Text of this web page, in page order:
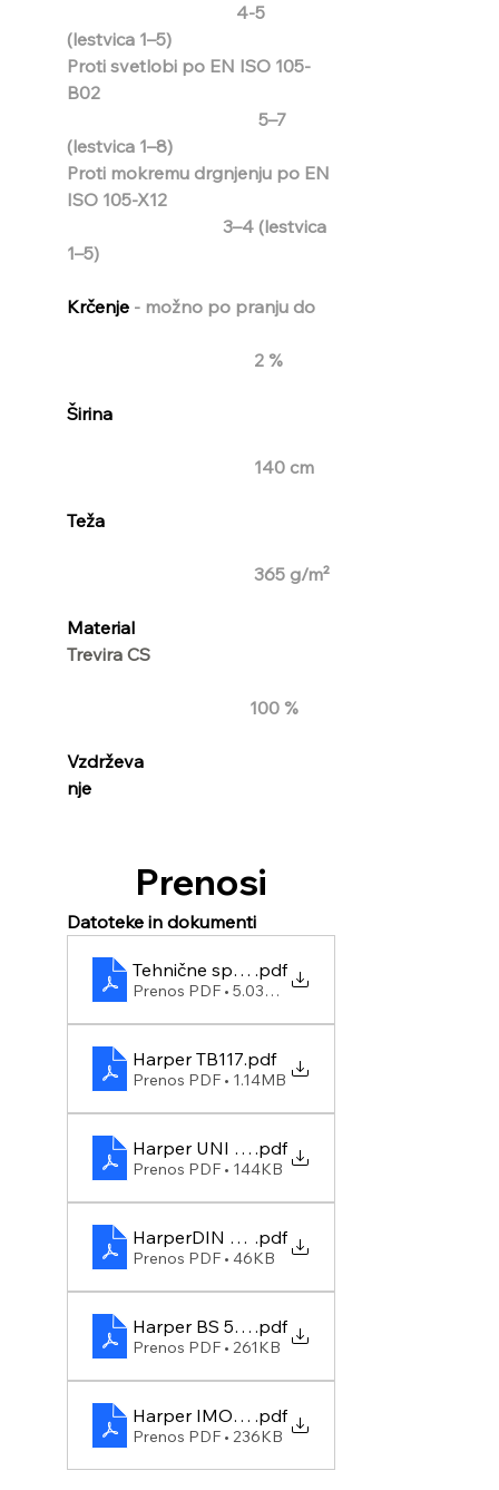
                                      4-5
(lestvica 1–5)
Proti svetlobi po EN ISO 105-
B02
                                           5–7
(lestvica 1–8)
Proti mokremu drgnjenju po EN
ISO 105-X12
                                   3–4 (lestvica
1–5)
Krčenje - možno po pranju do
2 %
Širina
140 cm
Teža
365 g/m²
Material
Trevira CS
100 %
Vzdrževa
nje
Prenosi
Datoteke in dokumenti
Tehnične specifikacije izdelka
.pdf
Prenos PDF • 5.03MB
Harper TB117.pdf
Prenos PDF • 1.14MB
Harper UNI 9175, 1 IM
.pdf
Prenos PDF • 144KB
HarperDIN 4102, B1; NF P 92-503-507, M1;
.pdf
Prenos PDF • 46KB
Harper BS 5867-2 Type B
.pdf
Prenos PDF • 261KB
Harper IMO Part 8
.pdf
Prenos PDF • 236KB